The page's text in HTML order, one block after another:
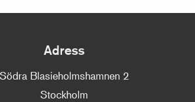
Adress
Södra Blasieholmshamnen 2
Stockholm